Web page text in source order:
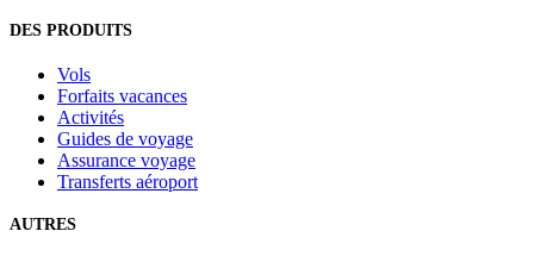
DES PRODUITS
Vols
Forfaits vacances
Activités
Guides de voyage
Assurance voyage
Transferts aéroport
AUTRES